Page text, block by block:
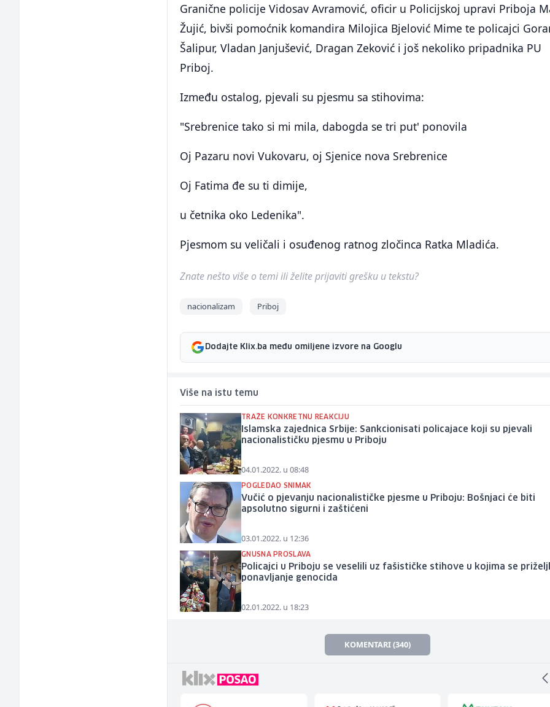
Granične policije Vidosav Avramović, oficir u Policijskoj upravi Priboja
Žujić, bivši pomoćnik komandira Milojica Bjelović Mime te policajci
Šalipur, Vladan Janjušević, Dragan Zeković i još nekoliko pripadnika PU
Priboj.
Između ostalog, pjevali su pjesmu sa stihovima:
"Srebrenice tako si mi mila, dabogda se tri put' ponovila
Oj Pazaru novi Vukovaru, oj Sjenice nova Srebrenice
Oj Fatima đe su ti dimije,
u četnika oko Ledenika".
Pjesmom su veličali i osuđenog ratnog zločinca Ratka Mladića.
Znate nešto više o temi ili želite prijaviti grešku u tekstu?
nacionalizam Priboj
Dodajte Klix.ba među omiljene izvore na Googlu
Više na istu temu
TRAŽE KONKRETNU REAKCIJU
Islamska zajednica Srbije: Sankcionisati policajace koji su pjevali
nacionalističku pjesmu u Priboju
04.01.2022. u 08:48
POGLEDAO SNIMAK
Vučić o pjevanju nacionalističke pjesme u Priboju: Bošnjaci će biti
apsolutno sigurni i zaštićeni
03.01.2022. u 12:36
GNUSNA PROSLAVA
Policajci u Priboju se veselili uz fašističke stihove u kojima se
ponavljanje genocida
02.01.2022. u 18:23
KOMENTARI (340)